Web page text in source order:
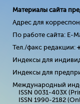
Материалы сайта
Адрес для
По работе сайта: E-
Тел./факс редакции:
Индексы для
Индексы для
Международный
ISSN 0031-403X
ISSN 1990-2182